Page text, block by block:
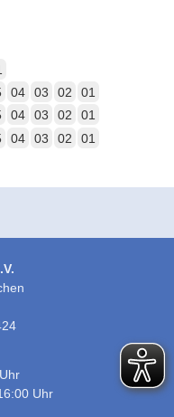
04 03 02 01
04 03 02 01
04 03 02
01
Uhr